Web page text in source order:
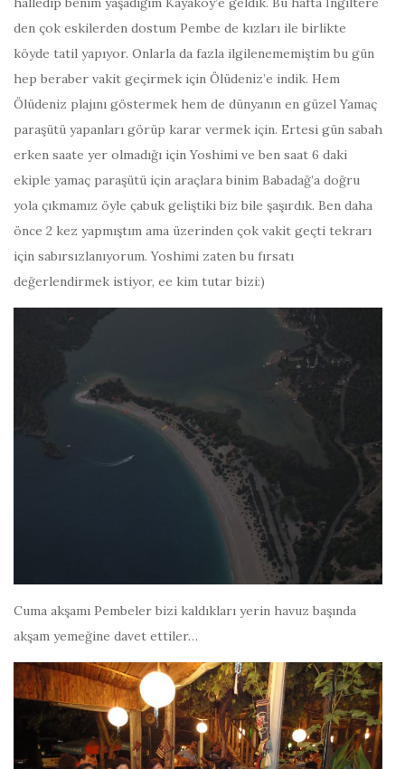
den çok eskilerden dostum Pembe de kızları ile birlikte
köyde tatil yapıyor. Onlarla da fazla ilgilenememiştim bu gün
hep beraber vakit geçirmek için Ölüdeniz’e indik. Hem
Ölüdeniz plajını göstermek hem de dünyanın en güzel Yamaç
paraşütü yapanları görüp karar vermek için. Ertesi gün sabah
erken saate yer olmadığı için Yoshimi ve ben saat 6 daki
ekiple yamaç paraşütü için araçlara binim Babadağ’a doğru
yola çıkmamız öyle çabuk geliştiki biz bile şaşırdık. Ben daha
önce 2 kez yapmıştım ama üzerinden çok vakit geçti tekrarı
için sabırsızlanıyorum. Yoshimi zaten bu fırsatı
değerlendirmek istiyor, ee kim tutar bizi:)
Cuma akşamı Pembeler bizi kaldıkları yerin havuz başında
akşam yemeğine davet ettiler…